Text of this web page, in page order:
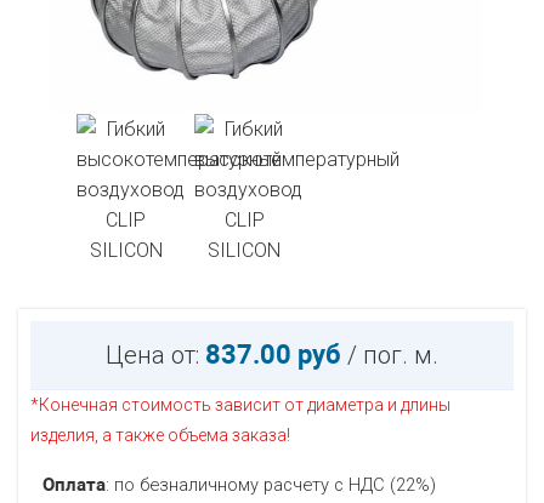
Цена от: 837.00 руб / пог. м.
*Конечная стоимость зависит от диаметра и длины
изделия, а также объема заказа!
Оплата: по безналичному расчету с НДС (22%)